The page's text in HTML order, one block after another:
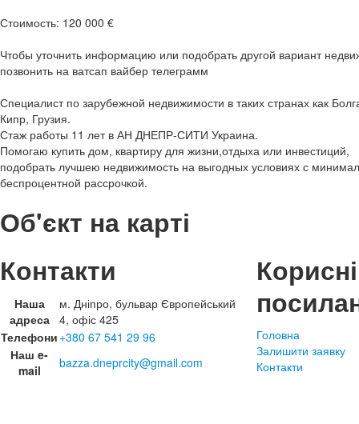
Стоимость: 120 000 €
Чтобы уточнить информацию или подобрать другой вариант
позвонить на ватсап вайбер телеграмм
Специалист по зарубежной недвижимости в таких странах как
Кипр, Грузия.
Стаж работы 11 лет в АН ДНЕПР-СИТИ Украина.
Помогаю купить дом, квартиру для жизни,отдыха или инвестиций,
подобрать лучшею недвижимость на выгодных условиях с
беспроцентной рассрочкой.
Об'єкт на карті
Контакти
Наша
адреса
м. Дніпро, бульвар Європейський
4, офіс 425
Телефони +380 67 541 29 96
Наш e-
mail
bazza.dneprcity@gmail.com
Корисні
Головна
Залишити заявку
Контакти